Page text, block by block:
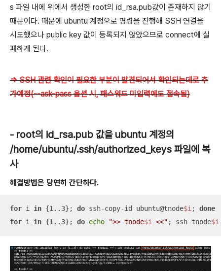
s 파일 내에 위에서 생성한 root의 id_rsa.pub값이 존재하지 않기
때문이다. 때문에 ubuntu 계정으로 명령을 진행해 SSH 연결을
시도했으나 public key 값이 등록되지 않았으므로 connect에 실
패하게 된다.
=> SSH 관련 확인이 필요한 부분이 발견되어서 확인되는데로 추
가예정(--ask-pass 옵션 시, 패스워드 미입력에도 접속됨)
- root의 id_rsa.pub 값을 ubuntu 계정의
/home/ubuntu/.ssh/authorized_keys 파일에 복
사
해결방법은 당연히 간단하다.
for i in {1..3}; do ssh-copy-id ubuntu@tnode$i ; done
for i in {1..3}; do echo ">> tnode$i <<" ; ssh tnode$i